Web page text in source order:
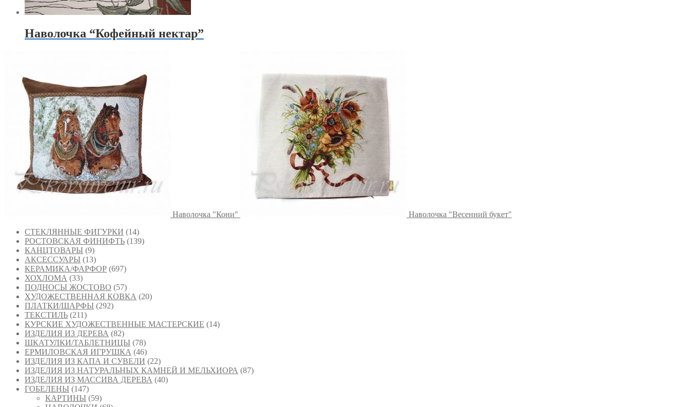
Наволочка “Кофейный нектар”
Наволочка "Кони"
Наволочка "Весенний букет"
СТЕКЛЯННЫЕ ФИГУРКИ (14)
РОСТОВСКАЯ ФИНИФТЬ (139)
КАНЦТОВАРЫ (9)
АКСЕССУАРЫ (13)
КЕРАМИКА/ФАРФОР (697)
ХОХЛОМА (33)
ПОДНОСЫ ЖОСТОВО (57)
ХУДОЖЕСТВЕННАЯ КОВКА (20)
ПЛАТКИ/ШАРФЫ (292)
ТЕКСТИЛЬ (211)
КУРСКИЕ ХУДОЖЕСТВЕННЫЕ МАСТЕРСКИЕ (14)
ИЗДЕЛИЯ ИЗ ДЕРЕВА (82)
ШКАТУЛКИ/ТАБЛЕТНИЦЫ (78)
ЕРМИЛОВСКАЯ ИГРУШКА (46)
ИЗДЕЛИЯ ИЗ КАПА И СУВЕЛИ (22)
ИЗДЕЛИЯ ИЗ НАТУРАЛЬНЫХ КАМНЕЙ И МЕЛЬХИОРА (87)
ИЗДЕЛИЯ ИЗ МАССИВА ДЕРЕВА (40)
ГОБЕЛЕНЫ (147)
КАРТИНЫ (59)